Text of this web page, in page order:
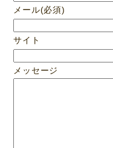
メール(必須)
サイト
メッセージ